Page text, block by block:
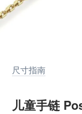
尺寸指南
儿童手链